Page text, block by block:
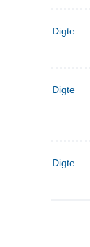
Digte
Digte
Digte